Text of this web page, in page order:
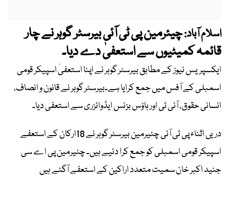
اسلام آباد:چیئرمین پی ٹی آئی بیرسٹر گوہر نے چار
قائمہ کمیٹیوں سے استعفیٰ دے دیا۔
ایکسپریس نیوز کے مطابق بیرسٹر گوہر نے اپنا استعفیٰ اسپیکر قومی
اسمبلی کے آفس میں جمع کرایا ہے۔بیرسٹر گوہر نے قانون و انصاف،
انسانی حقوق، آئی ٹی اور ہاؤس بزنس ایڈوائزری سے استعفی دیا۔
دریں اثناء پی ٹی آئی چئیرمین بیرسٹر گوہر نے 18ارکان کے استعفے
اسپیکر قومی اسمبلی کو جمع کرا دئیے ہیں۔ چئیرمین پی اے سی
جنید اکبر خان سمیت متعدد اراکین کے استعفے آگئے ہیں